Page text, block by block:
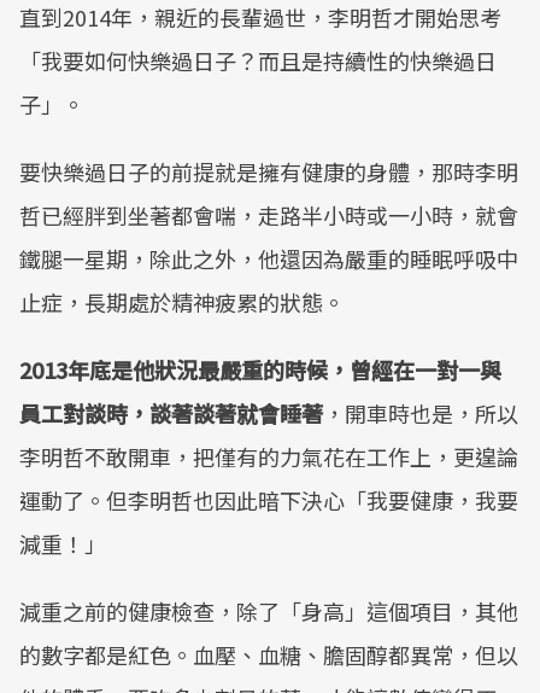
直到2014年，親近的長輩過世，李明哲才開始思考
「我要如何快樂過日子？而且是持續性的快樂過日
子」。
要快樂過日子的前提就是擁有健康的身體，那時李明
哲已經胖到坐著都會喘，走路半小時或一小時，就會
鐵腿一星期，除此之外，他還因為嚴重的睡眠呼吸中
止症，長期處於精神疲累的狀態。
2013年底是他狀況最嚴重的時候，曾經在一對一與
員工對談時，談著談著就會睡著 ，開車時也是，所以
李明哲不敢開車，把僅有的力氣花在工作上，更遑論
運動了。但李明哲也因此暗下決心「我要健康，我要
減重！」
減重之前的健康檢查，除了「身高」這個項目，其他
的數字都是紅色。血壓、血糖、膽固醇都異常，但以